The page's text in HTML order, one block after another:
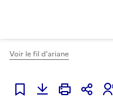
Voir le fil d'ariane
Ajouter à mes alertes